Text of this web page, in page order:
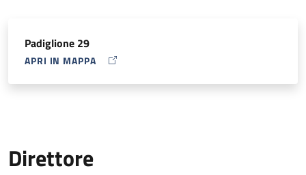
Le attività che vengono espletate presso le sedi AUSL saranno
dettagliatamente descritte nel sito AUSL di Bologna. In questa
sede preme sottolineare soltanto che presso l’Ospedale
Maggiore l’Assistenza viene svolta solo come Ambulatoriale
Padiglione 29
APRI IN MAPPA
MAP ICON
Direttore